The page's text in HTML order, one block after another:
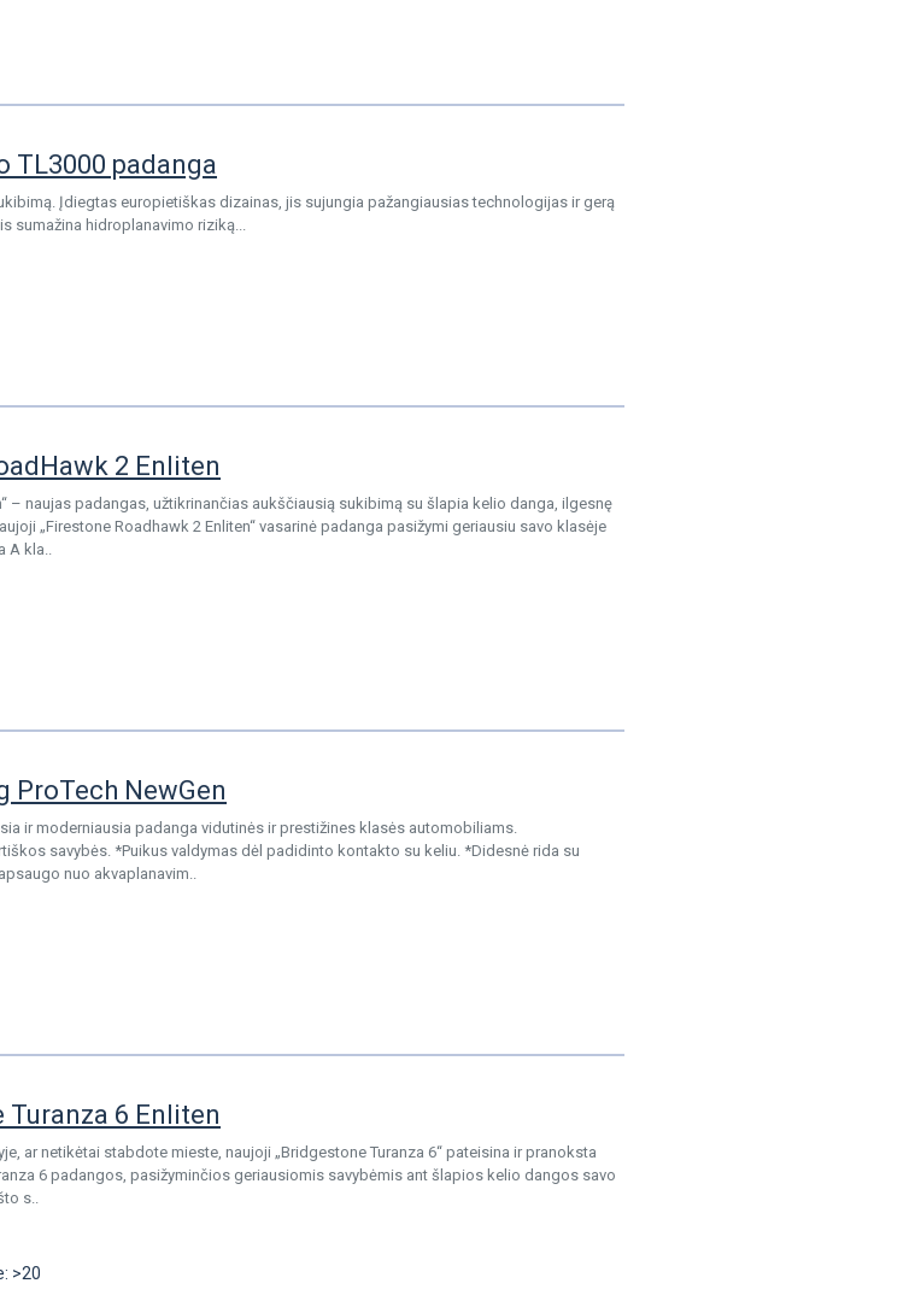
TL3000 padanga
Įdiegtas europietiškas dizainas, jis sujungia pažangiausias technologijas ir gerą
sumažina hidroplanavimo riziką...
2 Enliten
– naujas padangas, užtikrinančias aukščiausią sukibimą su šlapia kelio danga, ilgesnę
„Firestone Roadhawk 2 Enliten“ vasarinė padanga pasižymi geriausiu savo klasėje
A kla..
ProTech NewGen
ir moderniausia padanga vidutinės ir prestižines klasės automobiliams.
savybės. *Puikus valdymas dėl padidinto kontakto su keliu. *Didesnė rida su
nuo akvaplanavim..
6 Enliten
ar netikėtai stabdote mieste, naujoji „Bridgestone Turanza 6“ pateisina ir pranoksta
6 padangos, pasižyminčios geriausiomis savybėmis ant šlapios kelio dangos savo
s..
>20